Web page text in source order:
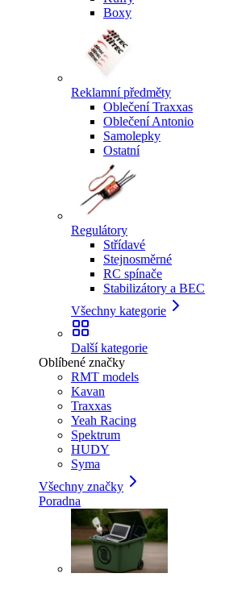
Boxy
Reklamní předměty
Oblečení Traxxas
Oblečení Antonio
Samolepky
Ostatní
Regulátory
Střídavé
Stejnosměrné
RC spínače
Stabilizátory a BEC
Všechny kategorie
Další kategorie
Oblíbené značky
RMT models
Kavan
Traxxas
Yeah Racing
Spektrum
HUDY
Syma
Všechny značky
Poradna